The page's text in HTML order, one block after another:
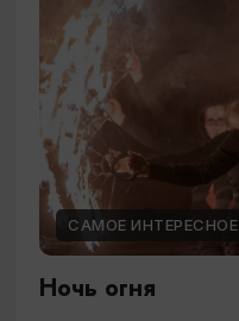
САМОЕ ИНТЕРЕСНОЕ
Ночь огня